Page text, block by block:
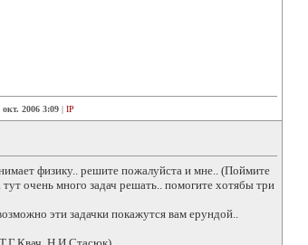
окт. 2006 3:09 | IP
физику.. решите пожалуйста и мне.. (Поймите
очень много задач решать.. помогите хотябы три
эти задачки покажутся вам ерундой..